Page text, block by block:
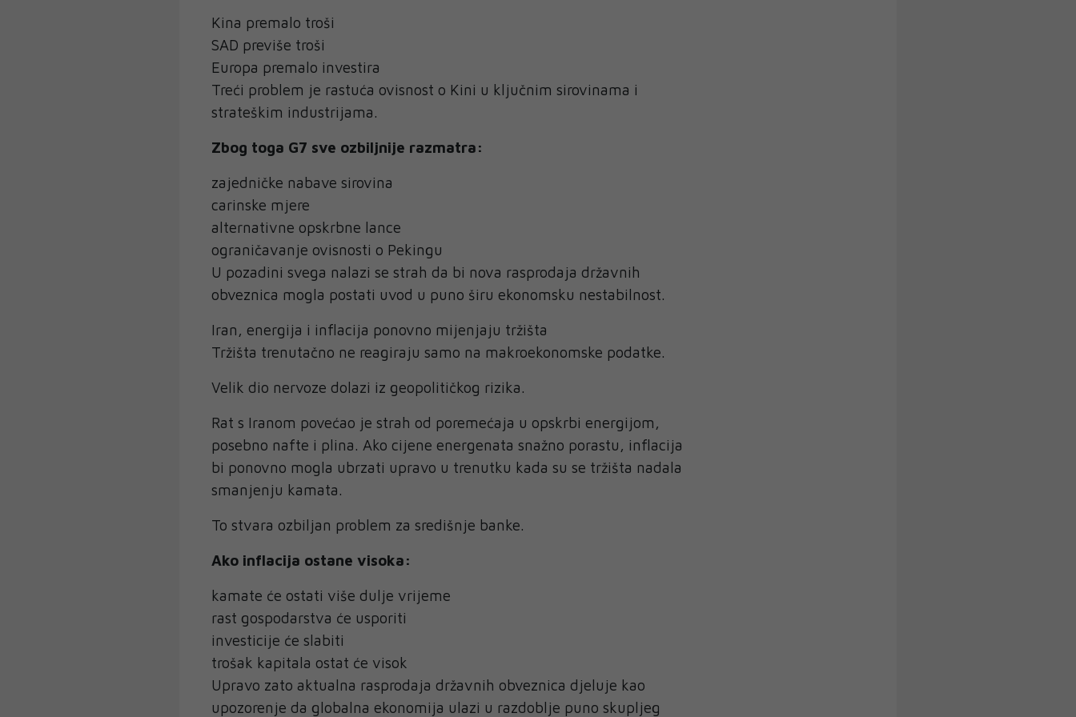
Kina premalo troši
SAD previše troši
Europa premalo investira
Treći problem je rastuća ovisnost o Kini u ključnim sirovinama i
strateškim industrijama.
Zbog toga G7 sve ozbiljnije razmatra:
zajedničke nabave sirovina
carinske mjere
alternativne opskrbne lance
ograničavanje ovisnosti o Pekingu
U pozadini svega nalazi se strah da bi nova rasprodaja državnih
obveznica mogla postati uvod u puno širu ekonomsku nestabilnost.
Iran, energija i inflacija ponovno mijenjaju tržišta
Tržišta trenutačno ne reagiraju samo na makroekonomske podatke.
Velik dio nervoze dolazi iz geopolitičkog rizika.
Rat s Iranom povećao je strah od poremećaja u opskrbi energijom,
posebno nafte i plina. Ako cijene energenata snažno porastu, inflacija
bi ponovno mogla ubrzati upravo u trenutku kada su se tržišta nadala
smanjenju kamata.
To stvara ozbiljan problem za središnje banke.
Ako inflacija ostane visoka:
kamate će ostati više dulje vrijeme
rast gospodarstva će usporiti
investicije će slabiti
trošak kapitala ostat će visok
Upravo zato aktualna rasprodaja državnih obveznica djeluje kao
upozorenje da globalna ekonomija ulazi u razdoblje puno skupljeg